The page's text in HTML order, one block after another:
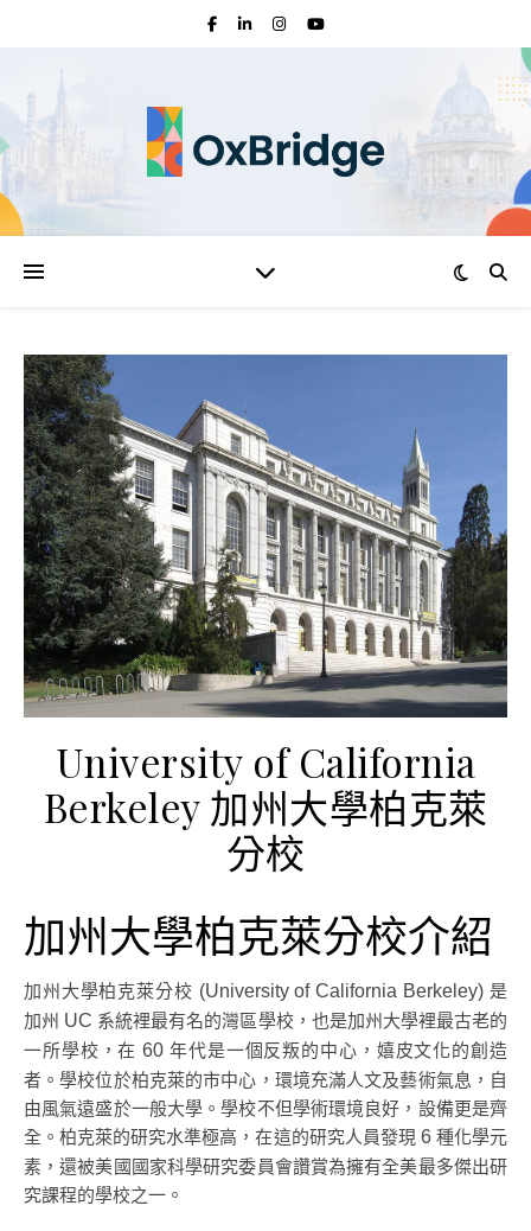
University of California
Berkeley 加州大學柏克萊
分校
加州大學柏克萊分校介紹
加州大學柏克萊分校 (University of California Berkeley) 是
加州 UC 系統裡最有名的灣區學校，也是加州大學裡最古老的
一所學校，在 60年代是一個反叛的中心，嬉皮文化的創造
者。學校位於柏克萊的市中心，環境充滿人文及藝術氣息，自
由風氣遠盛於一般大學。學校不但學術環境良好，設備更是齊
全。柏克萊的研究水準極高，在這的研究人員發現 6 種化學元
素，還被美國國家科學研究委員會讚賞為擁有全美最多傑出研
究課程的學校之一。